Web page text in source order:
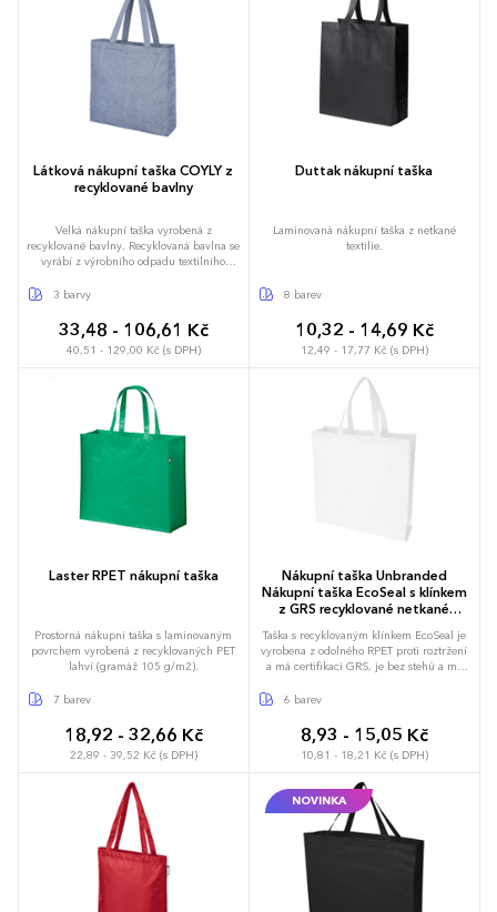
Látková nákupní taška COYLY z
recyklované bavlny
Velká nákupní taška vyrobená z
recyklované bavlny. Recyklovaná bavlna se
vyrábí z výrobního odpadu textilního
mohou mírně odlišovat. Taška má dvě 31
3 barvy
33,48 - 106,61 Kč
40,51 - 129,00 Kč (s DPH)
Duttak nákupní taška
Laminovaná nákupní taška z netkané
textilie.
8 barev
10,32 - 14,69 Kč
12,49 - 17,77 Kč (s DPH)
Laster RPET nákupní taška
Prostorná nákupní taška s laminovaným
povrchem vyrobená z recyklovaných PET
lahví (gramáž 105 g/m2).
7 barev
18,92 - 32,66 Kč
22,89 - 39,52 Kč (s DPH)
Nákupní taška Unbranded
Nákupní taška EcoSeal s klínkem
z GRS recyklované netkané
Taška s recyklovaným klínkem EcoSeal je
vyrobena z odolného RPET proti roztržení
a má certifikaci GRS, je bez stehů a má
Taška má ucha s délkou 23 cm a je ideální
Nosnost do 10 kg. Objemová kapacita: 12
litrů.
6 barev
8,93 - 15,05 Kč
10,81 - 18,21 Kč (s DPH)
NOVINKA